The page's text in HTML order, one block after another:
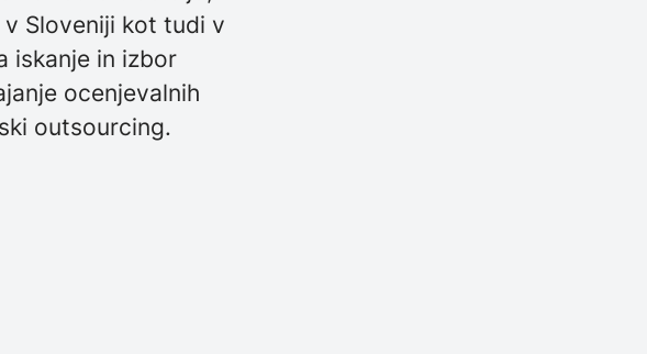
Sloveniji kot tudi v
iskanje in izbor
ocenjevalnih
outsourcing.